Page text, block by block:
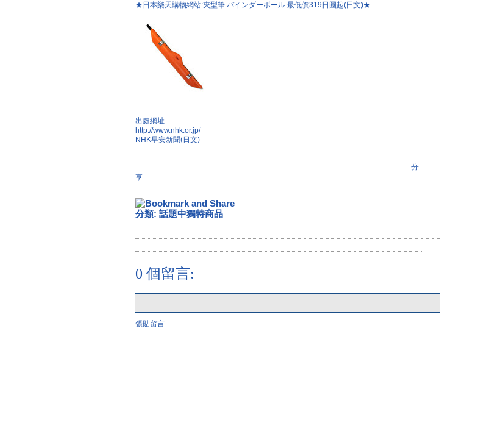
★日本樂天購物網站:夾型筆 バインダーボール 最低價319日圓起(日文)★
-----------------------------------------------------------------------
出處網址
http://www.nhk.or.jp/
NHK早安新聞(日文)
分
享
分類: 話題中獨特商品
0 個留言:
張貼留言